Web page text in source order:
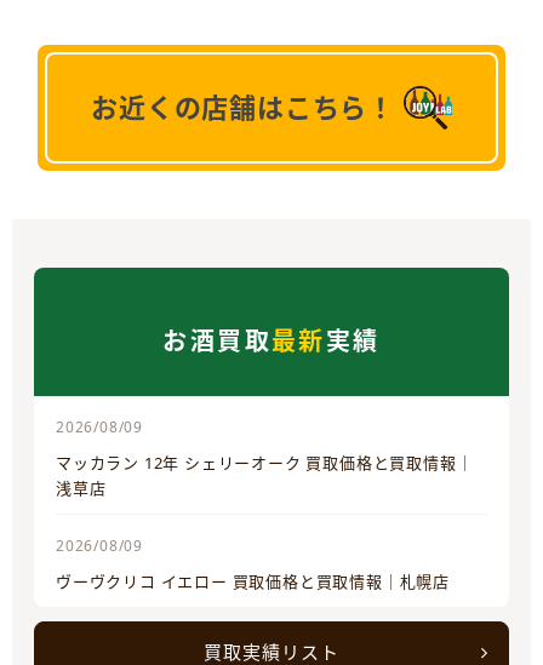
お近くの店舗はこちら！
お酒買取最新実績
2026/08/09
マッカラン 12年 シェリーオーク 買取価格と買取情報｜
浅草店
2026/08/09
ヴーヴクリコ イエロー 買取価格と買取情報｜札幌店
買取実績リスト